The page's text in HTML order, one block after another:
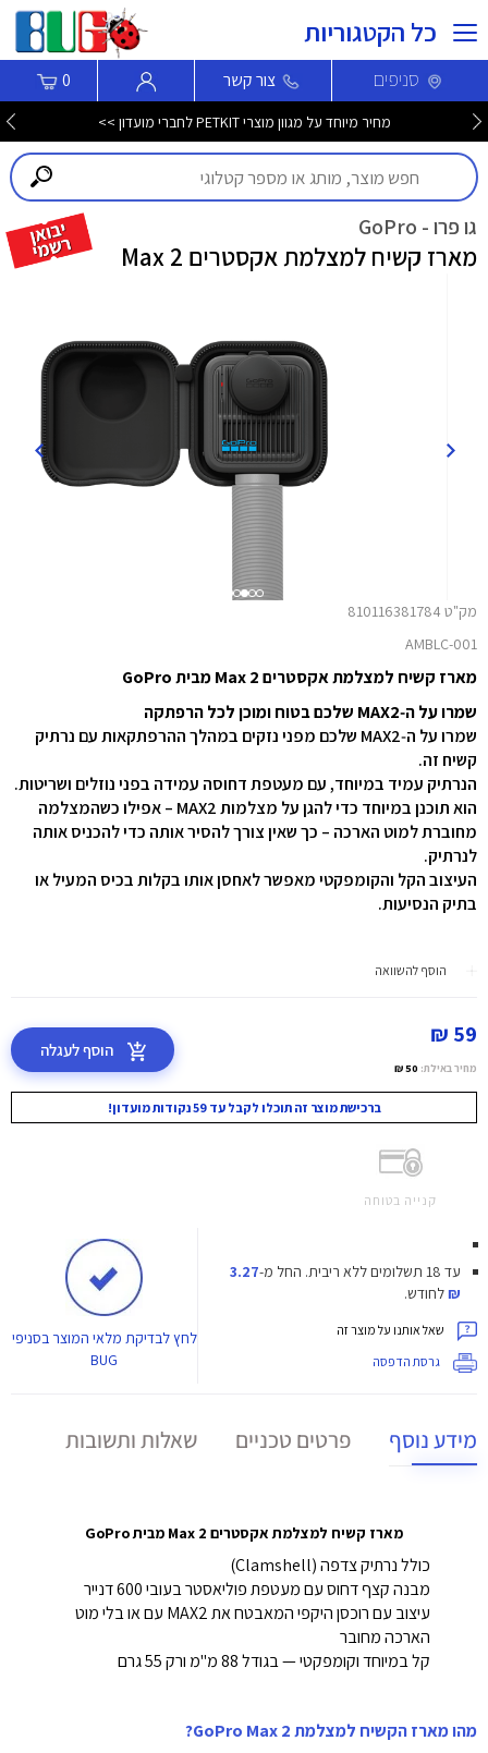
כל הקטגוריות
סניפים צור קשר 0
מחיר מיוחד על מגוון מוצרי PETKIT לחברי מועדון >>
גו פרו - GoPro
מארז קשיח למצלמת אקסטרים Max 2
מק"ט 810116381784
AMBLC-001
מארז קשיח למצלמת אקסטרים Max 2 מבית GoPro
שמרו על ה‑MAX2 שלכם בטוח ומוכן לכל הרפתקה
שמרו על ה‑MAX2 שלכם מפני נזקים במהלך ההרפתקאות עם נרתיק
קשיח זה.
הנרתיק עמיד במיוחד, עם מעטפת דחוסה עמידה בפני נוזלים ושריטות.
הוא תוכנן במיוחד כדי להגן על מצלמות MAX2 – אפילו כשהמצלמה
מחוברת למוט הארכה – כך שאין צורך להסיר אותה כדי להכניס אותה
לנרתיק.
העיצוב הקל והקומפקטי מאפשר לאחסן אותו בקלות בכיס המעיל או
בתיק הנסיעות.
הוסף להשוואה
59 ₪
מחיר באילת: 50 ₪
הוסף לעגלה
ברכישת מוצר זה תוכלו לקבל עד 59 נקודות מועדון!
קנייה בטוחה
עד 18 תשלומים ללא ריבית. החל מ-3.27
₪לחודש.
שאל אותנו על מוצר זה
גרסת הדפסה
לחץלבדיקת מלאי המוצר בסניפי
BUG
מידע נוסף פרטים טכניים שאלות ותשובות
מארז קשיח למצלמת אקסטרים Max 2 מבית GoPro
כולל נרתיק צדפה (Clamshell)
מבנה קצף דחוס עם מעטפת פוליאסטר בעובי 600 דנייר
עיצוב עם רוכסן היקפי המאבטח את MAX2 עם או בלי מוט
הארכה מחובר
קל במיוחד וקומפקטי — בגודל 88 מ"מ ורק 55 גרם
מהו מארז הקשיח למצלמת GoPro Max 2?